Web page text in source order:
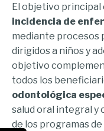
El objetivo
incidencia de
mediante procesos
dirigidos a niños y
objetivo
todos los
odontológica
salud oral integral
de los programas de